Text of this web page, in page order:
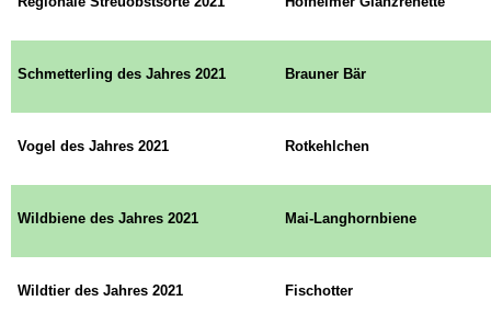
Schmetterling des Jahres 2021 Brauner Bär
Vogel des Jahres 2021 Rotkehlchen
Wildbiene des Jahres 2021 Mai-Langhornbiene
Wildtier des Jahres 2021 Fischotter